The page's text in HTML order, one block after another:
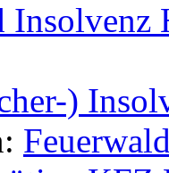
Insolvenz
)